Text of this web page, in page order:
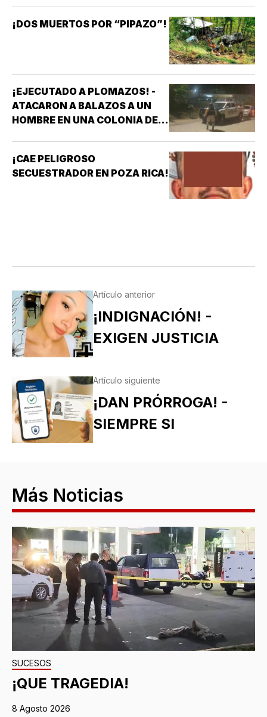
¡DOS MUERTOS POR “PIPAZO”!
¡EJECUTADO A PLOMAZOS! -
ATACARON A BALAZOS A UN
HOMBRE EN UNA COLONIA DE
¡CAE PELIGROSO
SECUESTRADOR EN POZA RICA!
Artículo anterior
¡INDIGNACIÓN! -
EXIGEN JUSTICIA
Artículo siguiente
¡DAN PRÓRROGA! -
SIEMPRE SI
Más Noticias
SUCESOS
¡QUE TRAGEDIA!
8 Agosto 2026